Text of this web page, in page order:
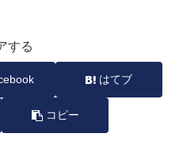
する
はてブ
コピー